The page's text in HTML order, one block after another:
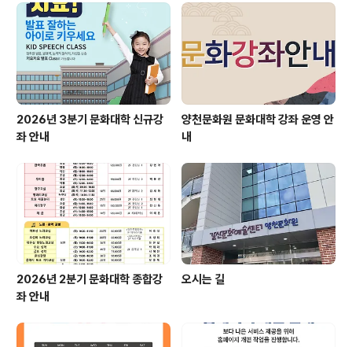
2026년 3분기 문화대학 신규강
좌 안내
양천문화원 문화대학 강좌 운영 안
내
2026년 2분기 문화대학 종합강
좌 안내
오시는 길